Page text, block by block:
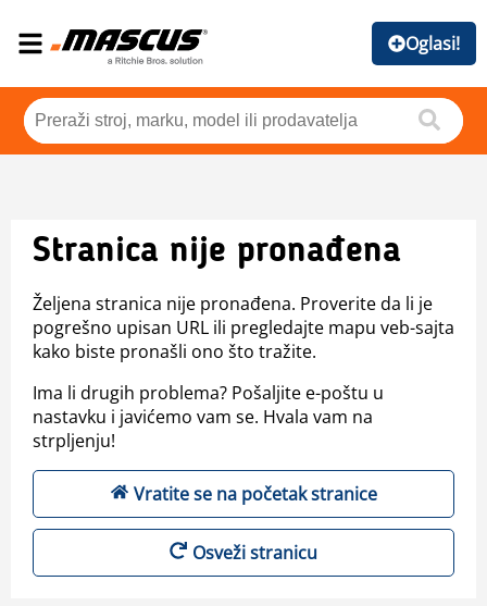
Oglasi!
Stranica nije pronađena
Željena stranica nije pronađena. Proverite da li je
pogrešno upisan URL ili pregledajte mapu veb-sajta
kako biste pronašli ono što tražite.
Ima li drugih problema? Pošaljite e-poštu u
nastavku i javićemo vam se. Hvala vam na
strpljenju!
Vratite se na početak stranice
Osveži stranicu